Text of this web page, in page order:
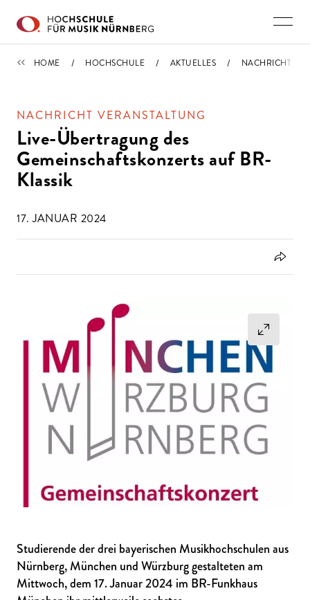
NACHRICHTEN
HOME HOCHSCHULE AKTUELLES NACHRICHT
NACHRICHT VERANSTALTUNG
Live-Übertragung des
Gemeinschaftskonzerts auf BR-
Klassik
17. JANUAR 2024
Studierende der drei bayerischen Musikhochschulen aus
Nürnberg, München und Würzburg gestalteten am
Mittwoch, dem 17. Januar 2024 im BR-Funkhaus